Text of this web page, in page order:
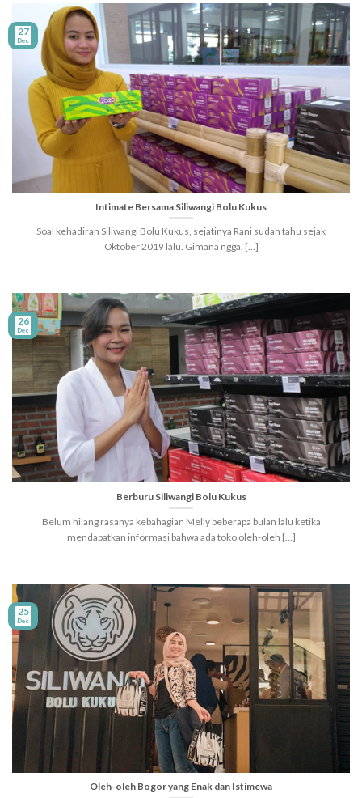
Intimate Bersama Siliwangi Bolu Kukus
Soal kehadiran Siliwangi Bolu Kukus, sejatinya Rani sudah tahu sejak
Oktober 2019 lalu. Gimana ngga, [...]
27
Dec
Berburu Siliwangi Bolu Kukus
Belum hilang rasanya kebahagian Melly beberapa bulan lalu ketika
mendapatkan informasi bahwa ada toko oleh-oleh [...]
26
Dec
Oleh-oleh Bogor yang Enak dan Istimewa
25
Dec